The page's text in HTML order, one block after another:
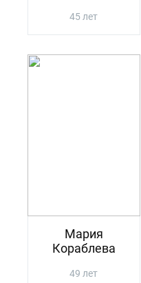
45 лет
Мария
Кораблева
49 лет